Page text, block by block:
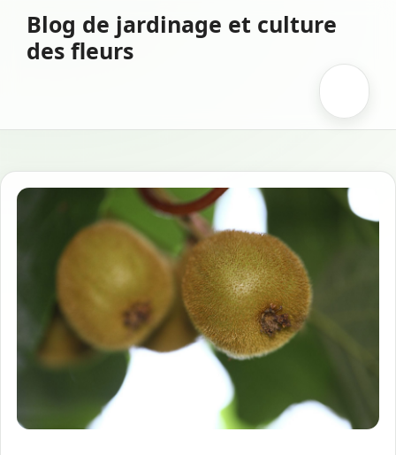
contenu
Blog de jardinage et culture
des fleurs